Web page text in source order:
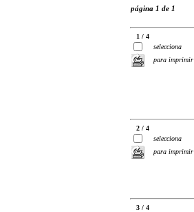
página 1 de 1
1 / 4
selecciona
para imprimir
2 / 4
selecciona
para imprimir
3 / 4